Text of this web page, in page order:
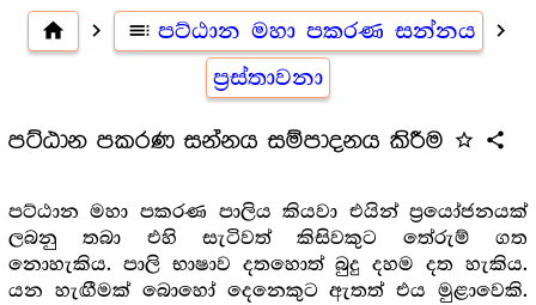
home navigate_next toc පට්ඨාන මහා පකරණ සන්නය navigate_next
ප්‍රස්තාවනා
පට්ඨාන පකරණ සන්නය සම්පාදනය කිරීම star_outline share
පට්ඨාන මහා පකරණ පාලිය කියවා එයින් ප්‍රයෝජනයක්
ලබනු තබා එහි සැටිවත් කිසිවකුට තේරුම් ගත
නොහැකිය. පාලි භාෂාව දතහොත් බුදු දහම දත හැකිය.
යන හැඟීමක් බොහෝ දෙනෙකුට ඇතත් එය මුළාවෙකි.